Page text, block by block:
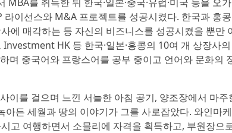
이선스와 M&A 프로젝트를 성공시켰다. 한국과 홍
에 매각하는 등 자신의 비즈니스를 성공시켰을 뿐만
HK 등 한국·일본·홍콩의 10여 개 상장사
며 중국어와 프랑스어를 공부 중이고 언어와 문화의
이를 걸으며 느낀 서늘한 아침 공기, 양조장에서 마주
든 세월과 땅의 이야기가 그를 사로잡았다. 와인마
고 여행하면서 소믈리에 자격을 획득하고, 부원장으